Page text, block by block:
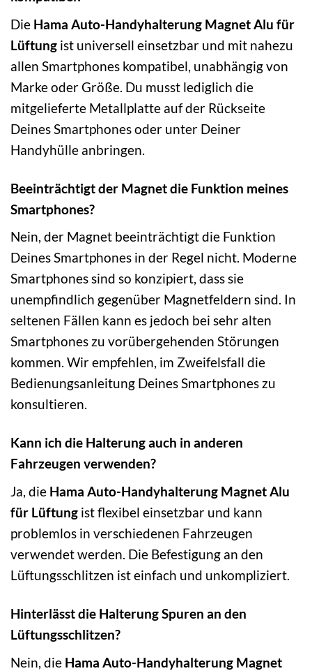
Die Hama Auto-Handyhalterung Magnet Alu für
Lüftung ist universell einsetzbar und mit nahezu
allen Smartphones kompatibel, unabhängig von
Marke oder Größe. Du musst lediglich die
mitgelieferte Metallplatte auf der Rückseite
Deines Smartphones oder unter Deiner
Handyhülle anbringen.
Beeinträchtigt der Magnet die Funktion meines
Smartphones?
Nein, der Magnet beeinträchtigt die Funktion
Deines Smartphones in der Regel nicht. Moderne
Smartphones sind so konzipiert, dass sie
unempfindlich gegenüber Magnetfeldern sind. In
seltenen Fällen kann es jedoch bei sehr alten
Smartphones zu vorübergehenden Störungen
kommen. Wir empfehlen, im Zweifelsfall die
Bedienungsanleitung Deines Smartphones zu
konsultieren.
Kann ich die Halterung auch in anderen
Fahrzeugen verwenden?
Ja, die Hama Auto-Handyhalterung Magnet Alu
für Lüftung ist flexibel einsetzbar und kann
problemlos in verschiedenen Fahrzeugen
verwendet werden. Die Befestigung an den
Lüftungsschlitzen ist einfach und unkompliziert.
Hinterlässt die Halterung Spuren an den
Lüftungsschlitzen?
Nein, die Hama Auto-Handyhalterung Magnet